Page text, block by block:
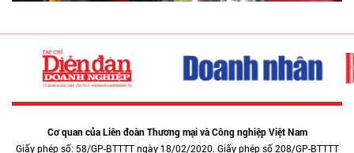
Cơ quan của Liên đoàn Thương mại và Công nghiệp Việt Nam
Giấy phép số: 58/GP-BTTTT ngày 18/02/2020. Giấy phép số 208/GP-BTTTT